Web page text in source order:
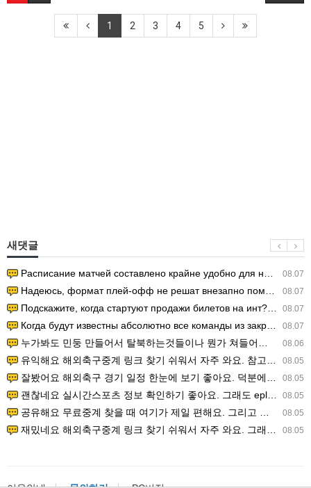
1 2 3 4 5
새댓글
08.07
Расписание матчей составлено крайне удобно для нашего часово…
08.07
Надеюсь, формат плей-офф не решат внезапно поменять. https:/…
08.07
Подскажите, когда стартуют продажи билетов на инт? https://g…
08.07
Когда будут известны абсолютно все команды из закрытых квали…
08.06
누가봐도 민둥 만들어서 탈북하는것들이나 뭔가 쳐들어오는 낌새를 미리 알아차리기 위함이지 저걸 전쟁준비라고 하…
08.05
유익해요 해외축구중계 링크 찾기 쉬워서 자주 와요. 참고로 무료스포츠중계 정보 확인할 때 출처 꼭 체크해요.…
08.05
잘봤어요 해외축구 경기 일정 한눈에 보기 좋아요. 덕분에 epl중계 볼 때 공식 중계 채널 먼저 찾아봐요. …
08.05
괜찮네요 실시간스포츠 정보 확인하기 좋아요. 그래도 epl중계 볼 때 공식 중계 채널 먼저 찾아봐요. 북마크…
08.05
공유해요 무료중계 찾을 때 여기가 제일 편해요. 그리고 무료스포츠중계 정보 확인할 때 출처 꼭 체크해요. 앞…
08.05
재밌네요 해외축구중계 링크 찾기 쉬워서 자주 와요. 그래서 해외축구중계도 정식 서비스로 봐야 안전해요. 다음…